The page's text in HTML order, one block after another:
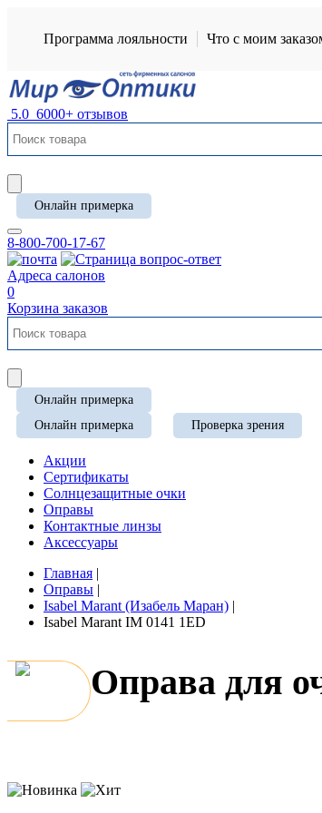
Программа лояльности Что с моим
5.0 6000+ отзывов
Онлайн примерка
8-800-700-17-67
Адреса салонов
0
Корзина заказов
Онлайн примерка
Онлайн примерка
Проверка зрения
Акции
Сертификаты
Солнцезащитные очки
Оправы
Контактные линзы
Аксессуары
Главная |
Оправы |
Isabel Marant (Изабель Маран) |
Isabel Marant IM 0141 1ED
Оправа для